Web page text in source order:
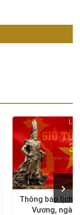
Thông báo lịch
Vương, ngày